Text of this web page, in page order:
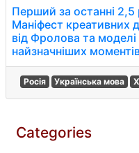
Перший за останні
Маніфест креативних
від Фролова та моделі
найзначніших
Росія Українська мова
Categories